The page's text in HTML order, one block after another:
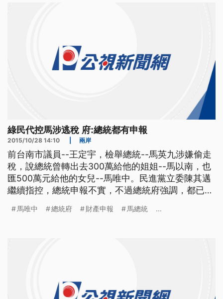
綠民代控馬涉逃稅 府:總統都有申報
2015/10/28 14:10 兩岸
前台南市議員--王定宇，檢舉總統--馬英九涉嫌偷走
稅，說總統曾轉出去300萬給他的姐姐--馬以南，也
匯500萬元給他的女兒--馬唯中。民進黨立委陳其邁
繼續指控，總統申報不實，不過總統府強調，都已經
控馬總統逃漏稅的事情，總統府第一時間回應，有依
馬唯中 總統府 財產申報 馬總統 ...